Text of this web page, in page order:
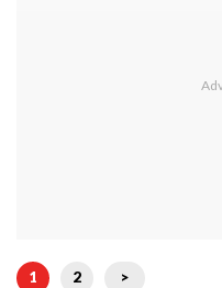
1 2 >